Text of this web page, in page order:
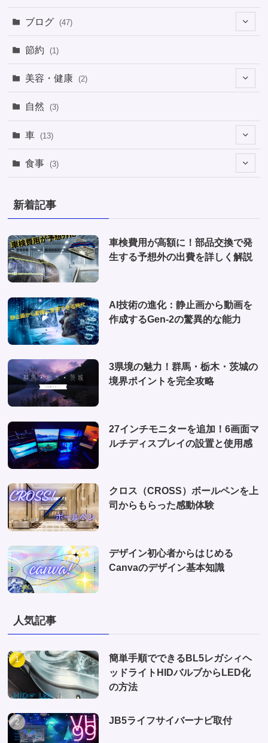
(1)
(1) (6)
(4)
(1)
(6)
ブログ (47)
節約 (1)
美容・健康 (2)
(1)
自然 (3)
車 (13)
(1)
(1)
(2)
(4)
食事 (3)
新着記事
車検費用が高額に！部品交換で発
生する予想外の出費を詳しく解説
AI技術の進化：静止画から動画を
作成するGen-2の驚異的な能力
3県境の魅力！群馬・栃木・茨城の
境界ポイントを完全攻略
27インチモニターを追加！6画面マ
ルチディスプレイの設置と使用感
クロス（CROSS）ボールペンを上
司からもらった感動体験
デザイン初心者からはじめる
Canvaのデザイン基本知識
人気記事
簡単手順でできるBL5レガシィヘ
ッドライトHIDバルブからLED化
の方法
JB5ライフサイバーナビ取付